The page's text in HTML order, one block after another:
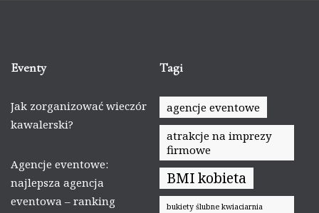
Eventy
Jak zorganizować wieczór
kawalerski?
Agencje eventowe:
najlepsza agencja
eventowa – ranking
Tagi
agencje eventowe
atrakcje na imprezy
firmowe
BMI kobieta
bukiety ślubne kwiaciarnia